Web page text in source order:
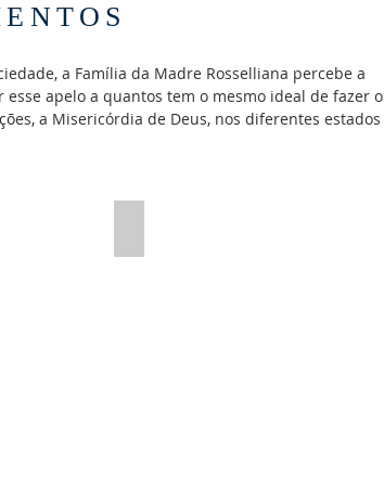
a Família da Madre Rosselliana percebe a
apelo a quantos tem o mesmo ideal de fazer o
a Misericórdia de Deus, nos diferentes estados